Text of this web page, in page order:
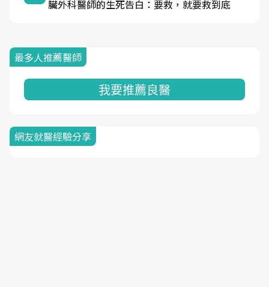
臟外科醫師的生死告白：要救，就要救到底
最多人推薦醫師
我要推薦良醫
網友就醫經驗分享